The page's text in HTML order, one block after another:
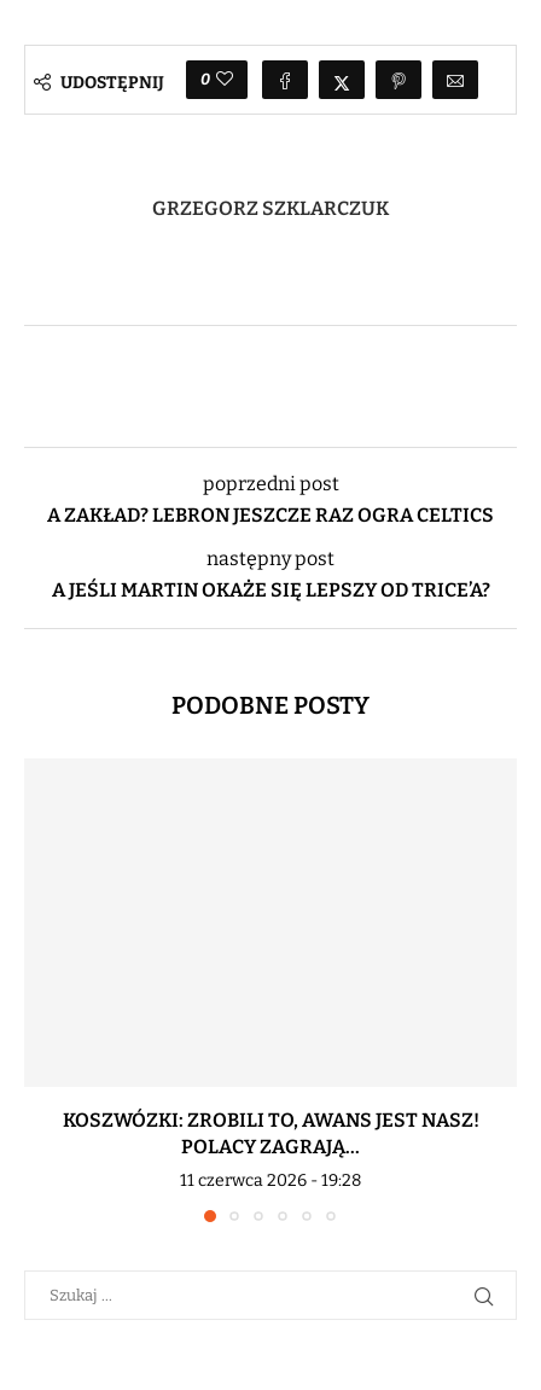
UDOSTĘPNIJ 0
GRZEGORZ SZKLARCZUK
poprzedni post
A ZAKŁAD? LEBRON JESZCZE RAZ OGRA CELTICS
następny post
A JEŚLI MARTIN OKAŻE SIĘ LEPSZY OD TRICE’A?
PODOBNE POSTY
KOSZWÓZKI: ZROBILI TO, AWANS JEST NASZ!
POLACY ZAGRAJĄ...
11 czerwca 2026 - 19:28